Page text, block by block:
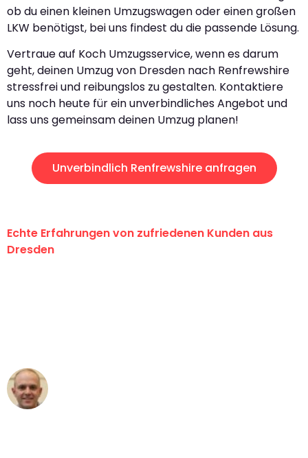
ob du einen kleinen Umzugswagen oder einen großen
LKW benötigst, bei uns findest du die passende Lösung.
Vertraue auf Koch Umzugsservice, wenn es darum
geht, deinen Umzug von Dresden nach Renfrewshire
stressfrei und reibungslos zu gestalten. Kontaktiere
uns noch heute für ein unverbindliches Angebot und
lass uns gemeinsam deinen Umzug planen!
Unverbindlich Renfrewshire anfragen
Echte Erfahrungen von zufriedenen Kunden aus
Dresden